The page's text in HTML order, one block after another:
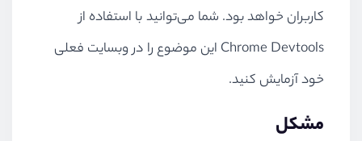
کاربران خواهد بود. شما می‌توانید با استفاده از
Chrome Devtoolsاین موضوع را در وبسایت فعلی
خود آزمایش کنید.
مشکل